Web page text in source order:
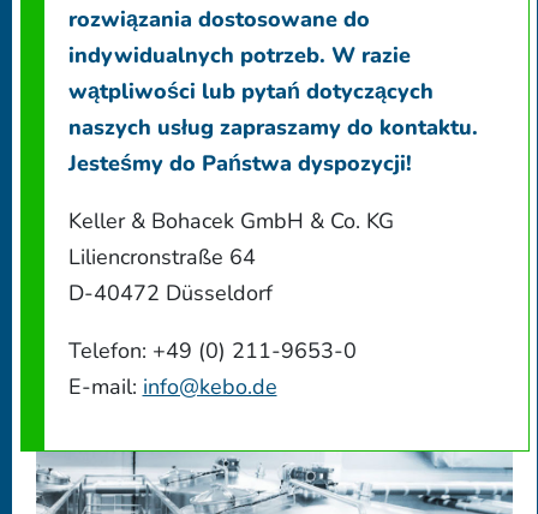
rozwiązania dostosowane do
indywidualnych potrzeb. W razie
wątpliwości lub pytań dotyczących
naszych usług zapraszamy do kontaktu.
Jesteśmy do Państwa dyspozycji!
Keller & Bohacek GmbH & Co. KG
Liliencronstraße 64
D-40472 Düsseldorf
Telefon: +49 (0) 211-9653-0
E-mail: info@kebo.de